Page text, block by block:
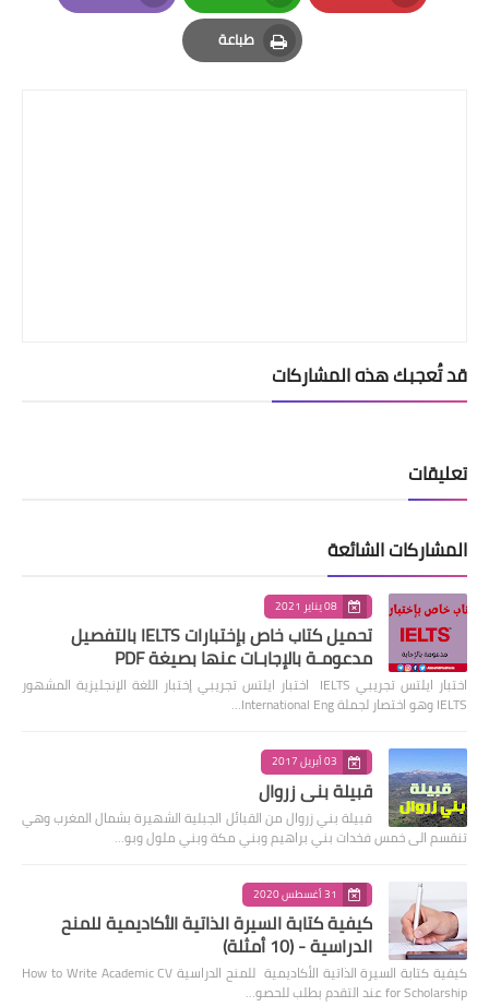
Pinterest
Whatsapp
Email
طباعة
Print
قد تُعجبك هذه المشاركات
تعليقات
المشاركات الشائعة
08 يناير 2021
تحميل كتاب خاص بإختبارات IELTS بالتفصيل
مدعومـة بالإجابـات عنها بصيغة PDF
اختبار ايلتس تجريبي IELTS اختبار ايلتس تجريبي إختبار اللغة الإنجليزية المشهور
IELTS وهو اختصار لجملة International Eng…
03 أبريل 2017
قبيلة بني زروال
قبيلة بني زروال من القبائل الجبلية الشهيرة بشمال المغرب وهي
تنقسم الى خمس فخدات بني براهيم وبني مكة وبني ملول وبو…
31 أغسطس 2020
كيفية كتابة السيرة الذاتية الأكاديمية للمنح
الدراسية - (10 أمثلة)
كيفية كتابة السيرة الذاتية الأكاديمية للمنح الدراسية How to Write Academic CV
for Scholarship عند التقدم بطلب للحصو…